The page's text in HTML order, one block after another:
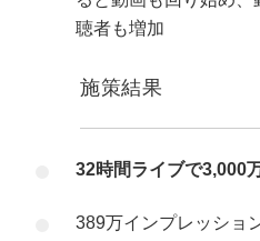
聴者も増加
施策結果
32時間ライブで3,000
389万インプレッショ